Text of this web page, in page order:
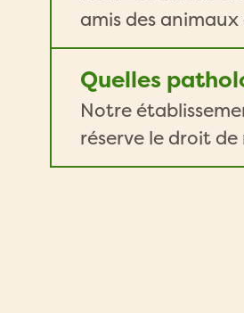
amis des
Quelles
Notre
réserve le droit